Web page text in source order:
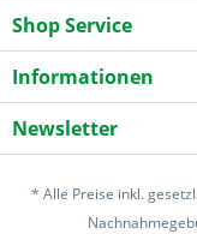
Shop Service
Informationen
Newsletter
* Alle Preise inkl.